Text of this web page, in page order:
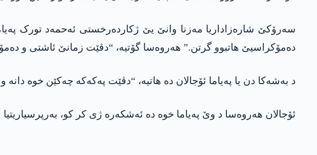
سەرۆکێ شارەزاداریا مەزنا وانێ یێ ژکاردەرخستی ئەحمەد تورک
دەمۆکراسیێ ھاتبوو گرتن.” ھەروەسا گۆتیە، “دڤێت زمانێ ئاشتی و
د بەشەکا دن یا پەیاما ئۆجالان دە ھاتیە، “دڤێت پەکەکە چەکێن خوە
ئۆجالان ھەروەسا د وێ پەیاما خوە دە ئەشکەرە ژی کر کو،